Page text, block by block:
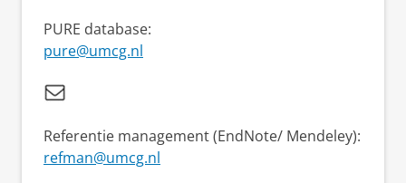
PURE database:
pure@umcg.nl
Referentie management (EndNote/ Mendeley):
refman@umcg.nl